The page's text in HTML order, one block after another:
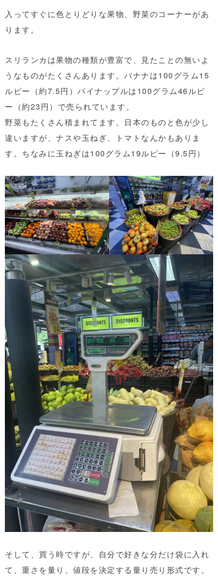
入ってすぐに色とりどりな果物、野菜のコーナーがあ
ります。
スリランカは果物の種類が豊富で、見たことの無いよ
うなものがたくさんあります。バナナは100グラム15
ルピー（約7.5円）パイナップルは100グラム46ルピ
ー（約23円）で売られています。
野菜もたくさん積まれてます。日本のものと色が少し
違いますが、ナスや玉ねぎ、トマトなんかもありま
す。ちなみに玉ねぎは100グラム19ルピー（9.5円）
そして、買う時ですが、自分で好きな分だけ袋に入れ
て、重さを量り、値段を決定する量り売り形式です。